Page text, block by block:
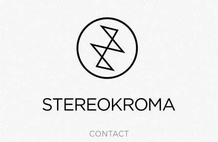
CONTACT